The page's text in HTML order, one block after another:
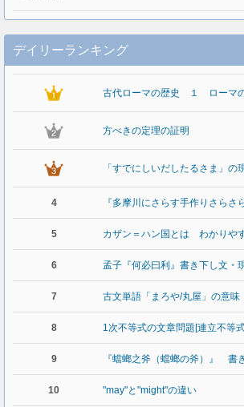
デイリーランキング
古代ローマの歴史 １ ローマ
方べきの定理の証明
「すでにしいだしたるさま」の
4 『多摩川にさらす手作りさら
5 カザン＝ハン国とは わかりや
6 孟子『何必曰利』書き下し文・
7 古文単語「まろや/丸屋」の意味
8 1次不等式の文章問題[連立不等
9 『蟷螂之斧（蟷螂の斧）』 書
10 "may"と"might"の違い